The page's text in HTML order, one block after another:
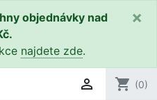
objednávky nad
najdete zde.
×
 shopping_cart (0)